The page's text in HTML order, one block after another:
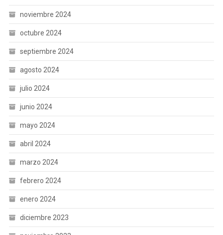
noviembre 2024
octubre 2024
septiembre 2024
agosto 2024
julio 2024
junio 2024
mayo 2024
abril 2024
marzo 2024
febrero 2024
enero 2024
diciembre 2023